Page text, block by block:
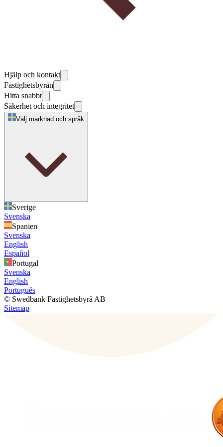
Hjälp och kontakt
Fastighetsbyrån
Hitta snabbt
Säkerhet och integritet
Välj marknad och språk
Sverige
Svenska
Spanien
Svenska
English
Español
Portugal
Svenska
English
Português
© Swedbank Fastighetsbyrå AB
Sitemap